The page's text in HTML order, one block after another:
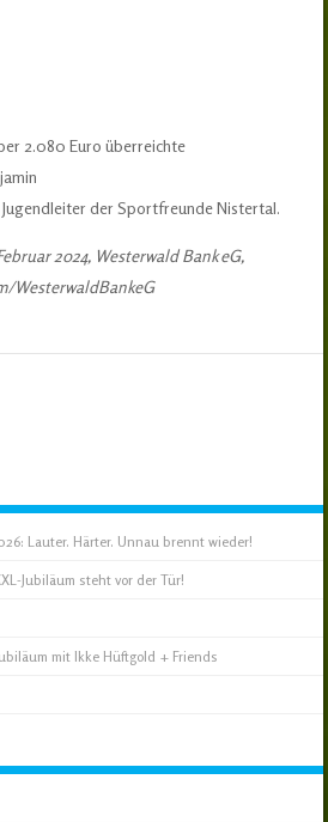
2.080 Euro überreichte
der Sportfreunde Nistertal.
2024, Westerwald Bank eG,
WesterwaldBankeG
Lauter. Härter. Unnau brennt wieder!
Jubiläum steht vor der Tür!
mit Ikke Hüftgold + Friends